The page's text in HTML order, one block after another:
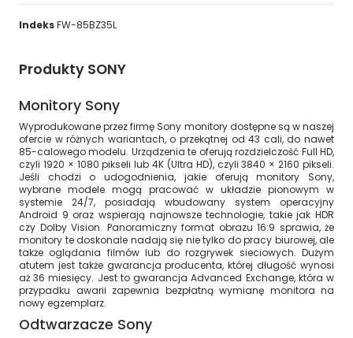
IndeksFW-85BZ35L
Produkty SONY
Monitory Sony
Wyprodukowane przez firmę Sony monitory dostępne są w naszej
ofercie w różnych wariantach, o przekątnej od 43 cali, do nawet
85-calowego modelu. Urządzenia te oferują rozdzielczość Full HD,
czyli 1920 × 1080 pikseli lub 4K (Ultra HD), czyli 3840 × 2160 pikseli.
Jeśli chodzi o udogodnienia, jakie oferują monitory Sony,
wybrane modele mogą pracować w układzie pionowym w
systemie 24/7, posiadają wbudowany system operacyjny
Android 9 oraz wspierają najnowsze technologie, takie jak HDR
czy Dolby Vision. Panoramiczny format obrazu 16:9 sprawia, że
monitory te doskonale nadają się nie tylko do pracy biurowej, ale
także oglądania filmów lub do rozgrywek sieciowych. Dużym
atutem jest także gwarancja producenta, której długość wynosi
aż 36 miesięcy. Jest to gwarancja Advanced Exchange, która w
przypadku awarii zapewnia bezpłatną wymianę monitora na
nowy egzemplarz.
Odtwarzacze Sony